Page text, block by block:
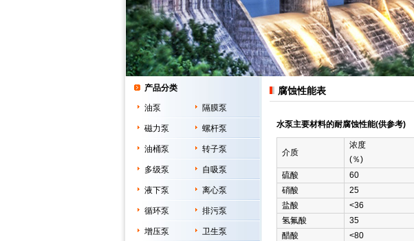
产品分类
油泵 隔膜泵
磁力泵 螺杆泵
油桶泵 转子泵
多级泵 自吸泵
液下泵 离心泵
循环泵 排污泵
增压泵 卫生泵
腐蚀性能表
水泵主要材料的耐腐蚀性能(供参考)
介质
浓度
(％)
硫酸
60
硝酸
25
盐酸
<36
氢氟酸
35
醋酸
<80